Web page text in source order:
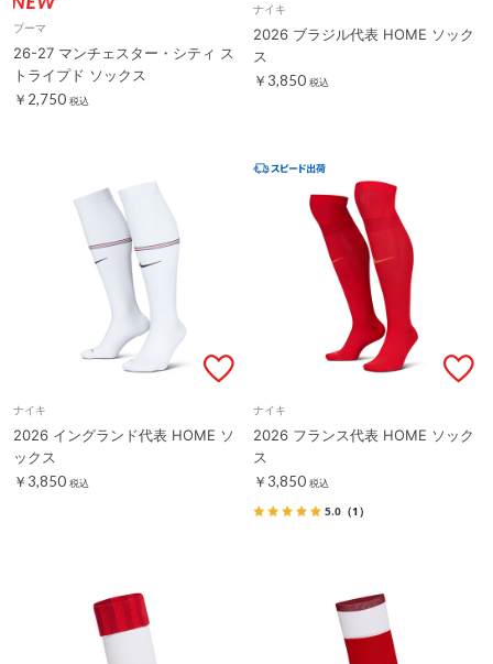
プーマ
26-27 マンチェスター・シティ ス
トライプド ソックス
￥2,750 税込
ナイキ
2026 ブラジル代表 HOME ソック
ス
￥3,850 税込
ナイキ
2026 イングランド代表 HOME ソ
ックス
￥3,850 税込
ナイキ
2026 フランス代表 HOME ソック
ス
￥3,850 税込
5.0 （1）